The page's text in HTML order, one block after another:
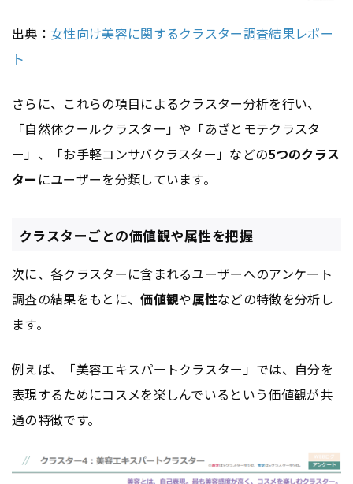
出典： 女性向け美容に関するクラスター調査結果レポー
ト
さらに、これらの項目によるクラスター分析を行い、
「自然体クールクラスター」や「あざとモテクラスタ
ー」、「お手軽コンサバクラスター」などの5つのクラス
ター にユーザーを分類しています。
クラスターごとの価値観や属性を把握
次に、各クラスターに含まれるユーザーへのアンケート
調査の結果をもとに、価値観や属性などの特徴を分析し
ます。
例えば、「美容エキスパートクラスター」では、自分を
表現するためにコスメを楽しんでいるという価値観が共
通の特徴です。